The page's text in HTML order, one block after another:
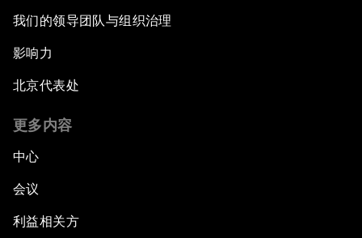
我们的领导团队与组织治理
影响力
北京代表处
更多内容
中心
会议
利益相关方